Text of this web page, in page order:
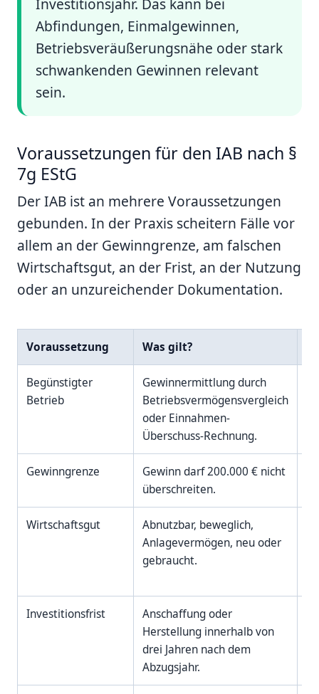
Investitionsjahr. Das kann bei
Abfindungen, Einmalgewinnen,
Betriebsveräußerungsnähe oder stark
schwankenden Gewinnen relevant
sein.
Voraussetzungen für den IAB nach §
7g EStG
Der IAB ist an mehrere Voraussetzungen
gebunden. In der Praxis scheitern Fälle vor
allem an der Gewinngrenze, am falschen
Wirtschaftsgut, an der Frist, an der Nutzung
oder an unzureichender Dokumentation.
Voraussetzung Was gilt?
Begünstigter
Betrieb
Gewinnermittlung durch
Betriebsvermögensvergleich
oder Einnahmen-
Überschuss-Rechnung.
Gewinngrenze
Gewinn darf 200.000 € nicht
überschreiten.
Wirtschaftsgut
Abnutzbar, beweglich,
Anlagevermögen, neu oder
gebraucht.
Investitionsfrist
Anschaffung oder
Herstellung innerhalb von
drei Jahren nach dem
Abzugsjahr.